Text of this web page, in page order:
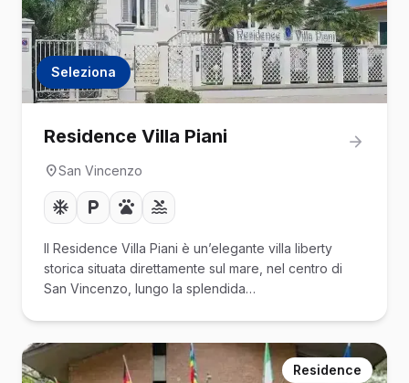
Seleziona
Residence Villa Piani
San Vincenzo
Il Residence Villa Piani è un’elegante villa liberty
storica situata direttamente sul mare, nel centro di
San Vincenzo, lungo la splendida…
Residence